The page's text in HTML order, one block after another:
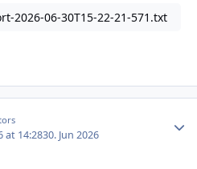
2026-06-30T15-22-21-571.txt
at 14:2830. Jun 2026